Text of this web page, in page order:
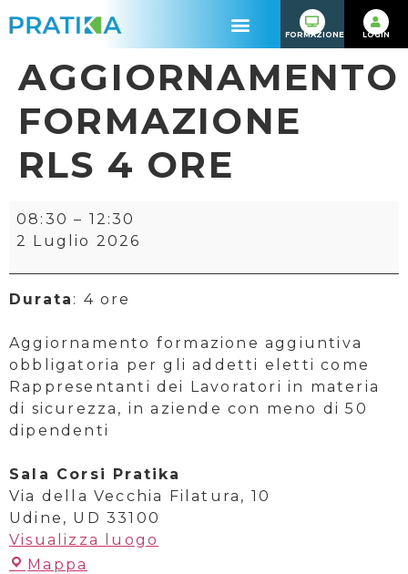
FORMAZIONE LOGIN
AGGIORNAMENTO
FORMAZIONE
RLS 4 ORE
08:30 – 12:30
2 Luglio 2026
Durata : 4 ore
Aggiornamento formazione aggiuntiva
obbligatoria per gli addetti eletti come
Rappresentanti dei Lavoratori in materia
di sicurezza, in aziende con meno di 50
dipendenti
Sala Corsi Pratika
Via della Vecchia Filatura, 10
Udine , UD 33100
Visualizza luogo
Mappa